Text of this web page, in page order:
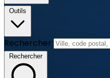
Outils
Rechercher
Rechercher